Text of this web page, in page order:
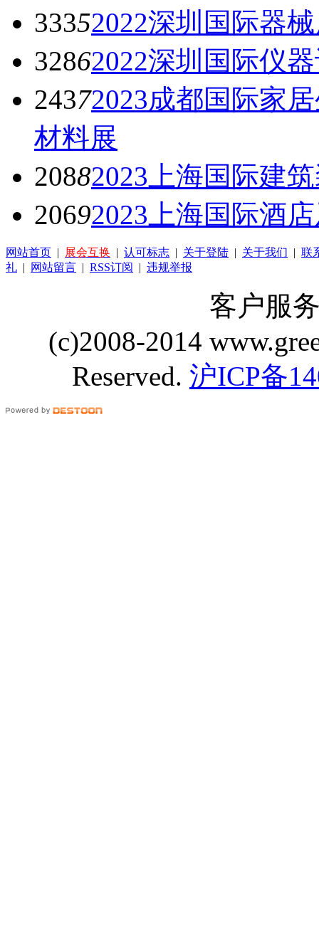
33352022深圳国际器
32862022深圳国际仪
24372023成都国际家
材料展
20882023上海国际建
20692023上海国际酒
网站首页 | 展会互换 | 认可标志 | 关于登陆 | 关于我们 | 联
礼 | 网站留言 | RSS订阅 | 违规举报
客户服
(c)2008-2014
Reserved. 沪ICP备